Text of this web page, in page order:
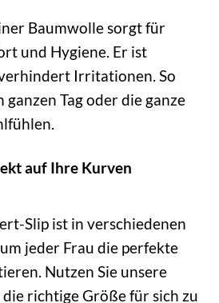
Baumwolle sorgt für
und Hygiene. Er ist
Irritationen. So
ganzen Tag oder die ganze
auf Ihre Kurven
Slip ist in verschiedenen
jeder Frau die perfekte
Nutzen Sie unsere
richtige Größe für sich zu